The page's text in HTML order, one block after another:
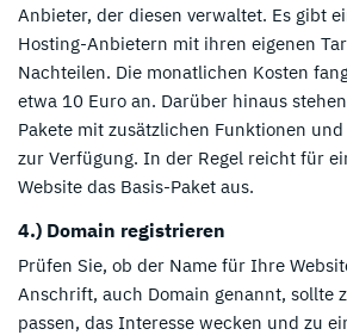
Anbieter, der diesen verwaltet. Es gibt
Hosting-Anbietern mit ihren eigenen
Nachteilen. Die monatlichen Kosten
etwa 10 Euro an. Darüber hinaus
Pakete mit zusätzlichen Funktionen
zur Verfügung. In der Regel reicht für
Website das Basis-Paket aus.
4.) Domain registrieren
Prüfen Sie, ob der Name für Ihre
Anschrift, auch Domain genannt, sollte
passen, das Interesse wecken und zu